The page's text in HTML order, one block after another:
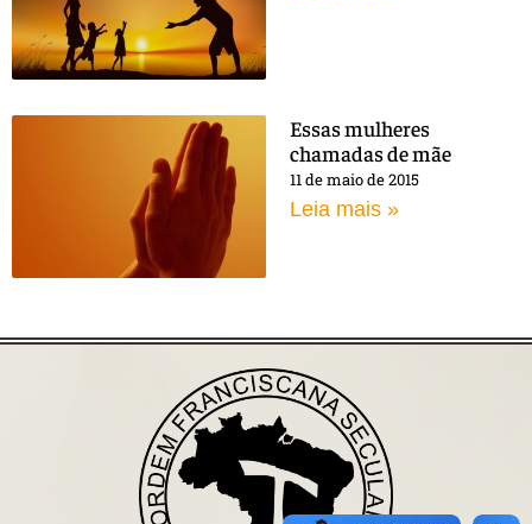
Essas mulheres
chamadas de mãe
11 de maio de 2015
Leia mais »